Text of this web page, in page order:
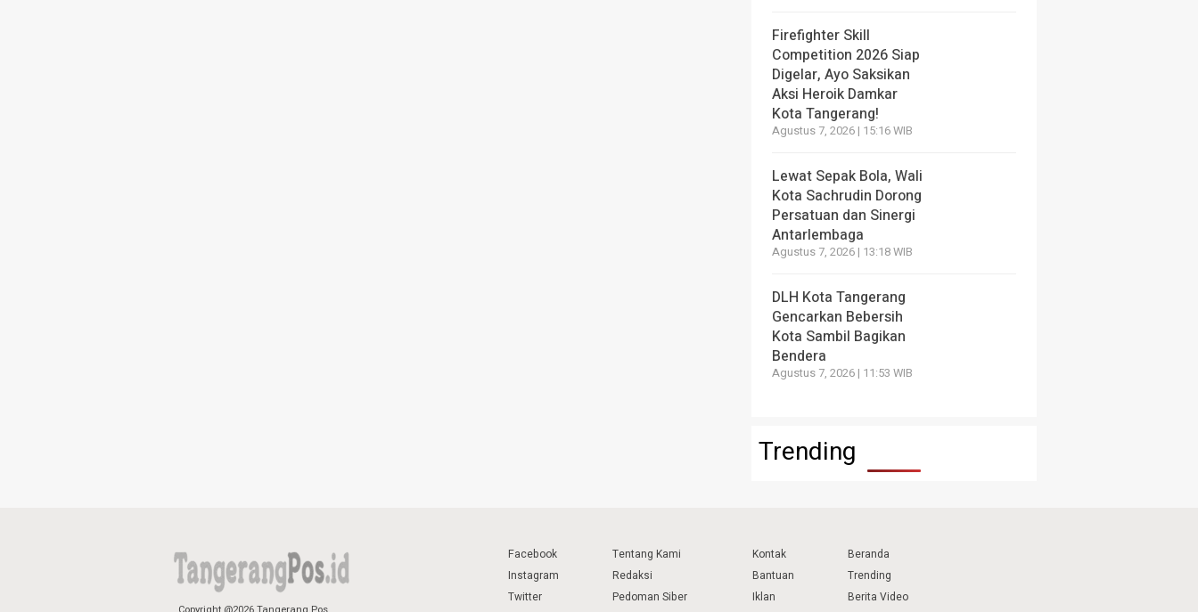
Firefighter Skill
Competition 2026 Siap
Digelar, Ayo Saksikan
Aksi Heroik Damkar
Kota Tangerang!
Agustus 7, 2026 | 15:16 WIB
Lewat Sepak Bola, Wali
Kota Sachrudin Dorong
Persatuan dan Sinergi
Antarlembaga
Agustus 7, 2026 | 13:18 WIB
DLH Kota Tangerang
Gencarkan Bebersih
Kota Sambil Bagikan
Bendera
Agustus 7, 2026 | 11:53 WIB
Trending
Facebook
Instagram
Twitter
Tentang Kami
Redaksi
Pedoman Siber
Kontak
Bantuan
Iklan
Beranda
Trending
Berita Video